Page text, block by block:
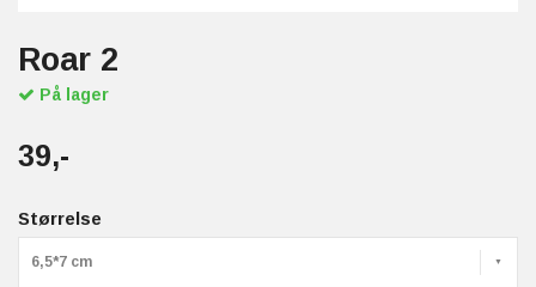
Roar 2
På lager
39,-
Størrelse
6,5*7 cm